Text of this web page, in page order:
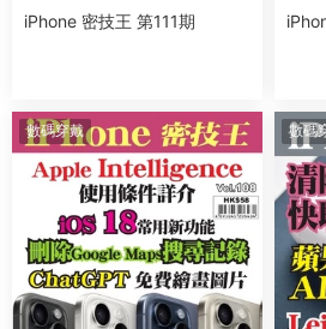
iPhone 密技王 第111期
數碼穿戴 數碼